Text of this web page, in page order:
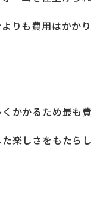
りも費用はかかり
かかるため最も費
楽しさをもたらし